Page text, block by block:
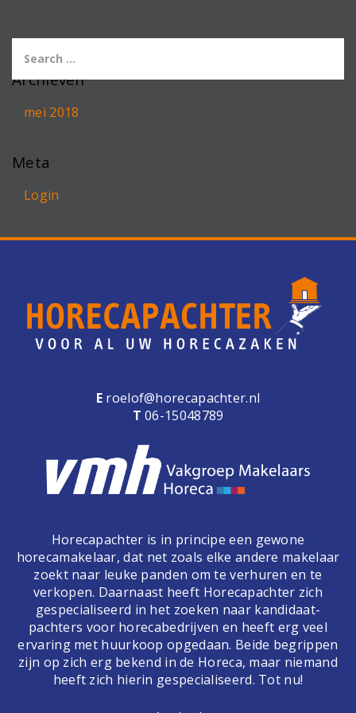
Archieven
mei 2018
Meta
Login
E roelof@horecapachter.nl
T 06-15048789
Horecapachter is in principe een gewone
horecamakelaar, dat net zoals elke andere makelaar
zoekt naar leuke panden om te verhuren en te
verkopen. Daarnaast heeft Horecapachter zich
gespecialiseerd in het zoeken naar kandidaat-
pachters voor horecabedrijven en heeft erg veel
ervaring met huurkoop opgedaan. Beide begrippen
zijn op zich erg bekend in de Horeca, maar niemand
heeft zich hierin gespecialiseerd. Tot nu!